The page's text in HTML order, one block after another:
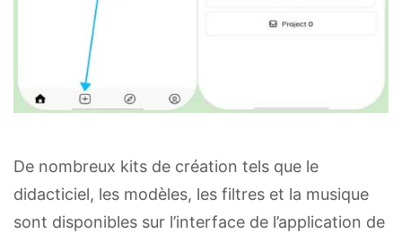
De nombreux kits de création tels que le
didacticiel, les modèles, les filtres et la musique
sont disponibles sur l’interface de l’application de